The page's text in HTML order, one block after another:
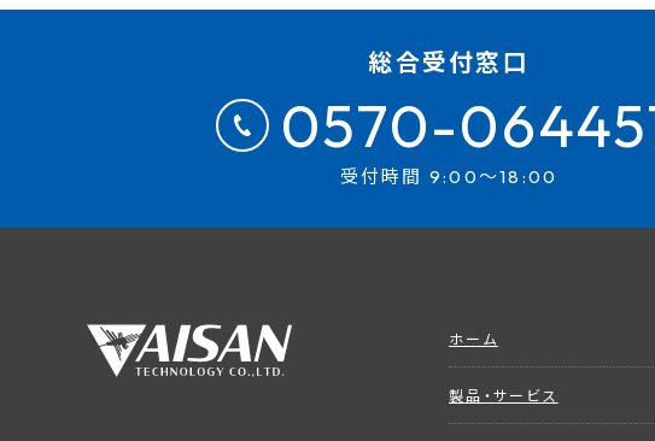
総合受付窓口
0570-
受付時間 9:00～18:00
ホーム
製品・サービス